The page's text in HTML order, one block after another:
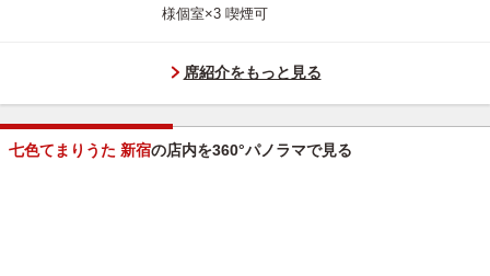
様個室×3 喫煙可
席紹介をもっと見る
七色てまりうた 新宿の店内を360°パノラマで見る